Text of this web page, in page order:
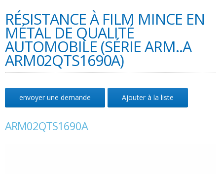
RÉSISTANCE À FILM MINCE EN
MÉTAL DE QUALITÉ
AUTOMOBILE (SÉRIE ARM..A
ARM02QTS1690A)
envoyer une demande Ajouter à la liste
ARM02QTS1690A